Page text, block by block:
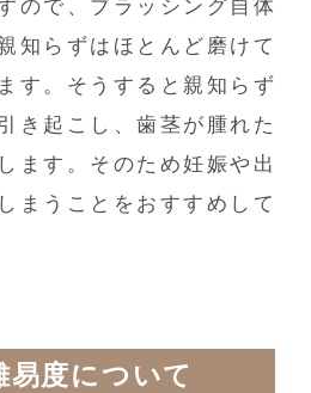
ので、ブラッシング自体
知らずはほとんど磨けて
す。そうすると親知らず
き起こし、歯茎が腫れた
ます。そのため妊娠や出
まうことをおすすめして
易度について